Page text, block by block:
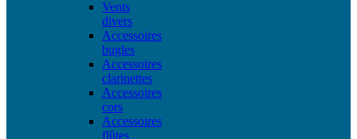
Vents
divers
Accessoires
bugles
Accessoires
clarinettes
Accessoires
cors
Accessoires
flûtes